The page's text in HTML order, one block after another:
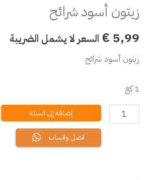
زيتون أسود شرائح
€ 5,99 السعر لا يشمل الضريبة
زيتون أسود شرائح
1 كغ
إضافة إلى السلة
اتصل واتساب